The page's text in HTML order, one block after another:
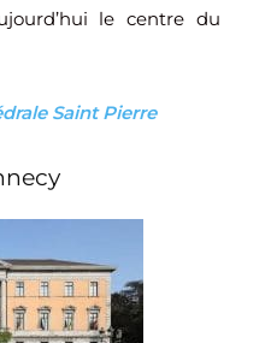
le centre du
Saint Pierre